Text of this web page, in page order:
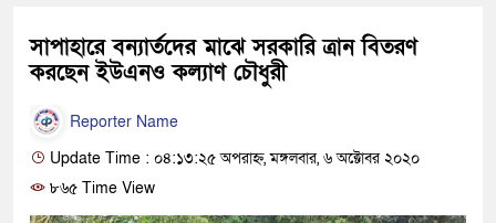
সাপাহারে বন্যার্তদের মাঝে সরকারি ত্রান বিতরণ
করছেন ইউএনও কল্যাণ চৌধুরী
Reporter Name
Update Time : ০৪:১৩:২৫ অপরাহ্ন, মঙ্গলবার, ৬ অক্টোবর ২০২০
৮৬৫ Time View